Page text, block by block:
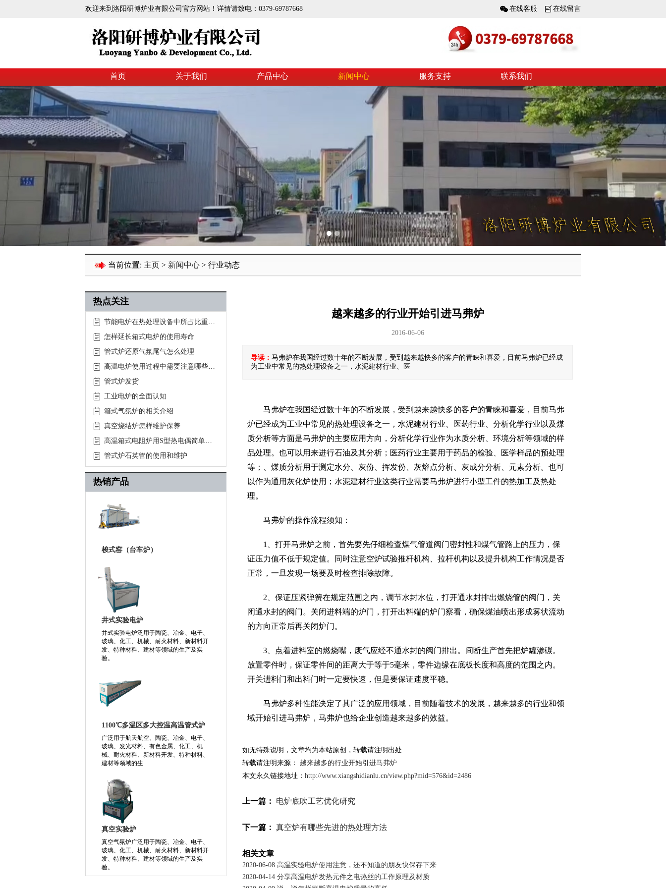
欢迎来到洛阳研博炉业有限公司官方网站！详情请致电：0379-69787668 在线留言
在线客服
首页 关于我们 产品中心 新闻中心 服务支持 联系我们
当前位置: 主页 > 新闻中心 > 行业动态
热点关注
节能电炉在热处理设备中所占比重持
怎样延长箱式电炉的使用寿命
管式炉还原气氛尾气怎么处理
高温电炉使用过程中需要注意哪些事
管式炉发货
工业电炉的全面认知
箱式气氛炉的相关介绍
真空烧结炉怎样维护保养
高温箱式电阻炉用S型热电偶简单介
管式炉石英管的使用和维护
热销产品
梭式窑（台车炉）
井式实验电炉
井式实验电炉泛用于陶瓷、冶金、电子、
玻璃、化工、机械、耐火材料、新材料开
发、特种材料、建材等领域的生产及实
验。
1100℃多温区多大控温高温管式炉
广泛用于航天航空、陶瓷、冶金、电子、
玻璃、发光材料、有色金属、化工、机
械、耐火材料、新材料开发、特种材料、
建材等领域的生
真空实验炉
真空气氛炉广泛用于陶瓷、冶金、电子、
玻璃、化工、机械、耐火材料、新材料开
发、特种材料、建材等领域的生产及实
验。
越来越多的行业开始引进马弗炉
2016-06-06
导读： 马弗炉在我国经过数十年的不断发展，受到越来越快多的客户的青睐和喜爱，目前马弗炉已经成
为工业中常见的热处理设备之一，水泥建材行业、医
马弗炉在我国经过数十年的不断发展，受到越来越快多的客户的青睐和喜爱，目前马弗
炉已经成为工业中常见的热处理设备之一，水泥建材行业、医药行业、分析化学行业以及煤
质分析等方面是马弗炉的主要应用方向，分析化学行业作为水质分析、环境分析等领域的样
品处理。也可以用来进行石油及其分析；医药行业主要用于药品的检验、医学样品的预处理
等；、煤质分析用于测定水分、灰份、挥发份、灰熔点分析、灰成分分析、元素分析。也可
以作为通用灰化炉使用；水泥建材行业这类行业需要马弗炉进行小型工件的热加工及热处
理。
马弗炉的操作流程须知：
1、打开马弗炉之前，首先要先仔细检查煤气管道阀门密封性和煤气管路上的压力，保
证压力值不低于规定值。同时注意空炉试验推杆机构、拉杆机构以及提升机构工作情况是否
正常，一旦发现一场要及时检查排除故障。
2、保证压紧弹簧在规定范围之内，调节水封水位，打开通水封排出燃烧管的阀门，关
闭通水封的阀门。关闭进料端的炉门，打开出料端的炉门察看，确保煤油喷出形成雾状流动
的方向正常后再关闭炉门。
3、点着进料室的燃烧嘴，废气应经不通水封的阀门排出。间断生产首先把炉罐渗碳。
放置零件时，保证零件间的距离大于等于5毫米，零件边缘在底板长度和高度的范围之内。
开关进料门和出料门时一定要快速，但是要保证速度平稳。
马弗炉多种性能决定了其广泛的应用领域，目前随着技术的发展，越来越多的行业和领
域开始引进马弗炉，马弗炉也给企业创造越来越多的效益。
如无特殊说明，文章均为本站原创，转载请注明出处
转载请注明来源： 越来越多的行业开始引进马弗炉
本文永久链接地址： http://www.xiangshidianlu.cn/view.php?mid=576&id=2486
上一篇： 电炉底吹工艺优化研究
下一篇： 真空炉有哪些先进的热处理方法
相关文章
2020-06-08 高温实验电炉使用注意，还不知道的朋友快保存下来
2020-04-14 分享高温电炉发热元件之电热丝的工作原理及材质